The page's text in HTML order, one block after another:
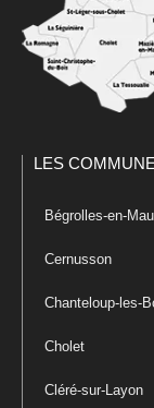
LES
Bégrolles-en-
Cernusson
Chanteloup-les-
Cholet
Cléré-sur-Layon